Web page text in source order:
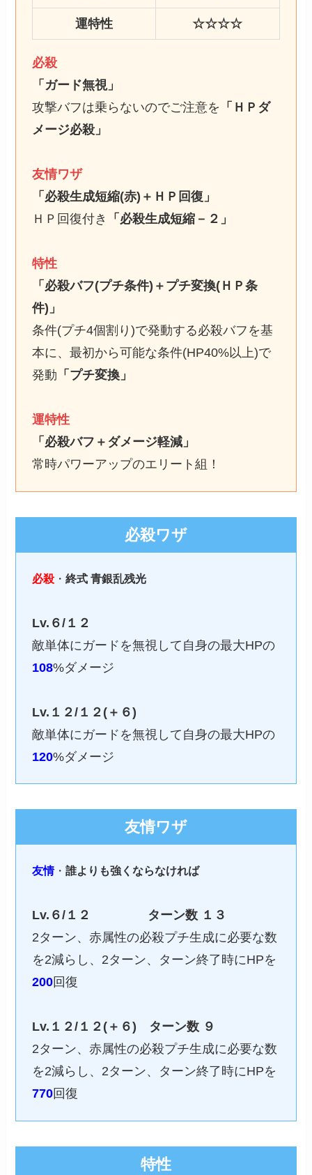
運特性 ☆☆☆☆
必殺
「ガード無視」
攻撃バフは乗らないのでご注意を 「ＨＰダ
メージ必殺」
友情ワザ
「必殺生成短縮(赤)＋ＨＰ回復」
ＨＰ回復付き
「必殺生成短縮－２」
特性
「必殺バフ(プチ条件)＋プチ変換(ＨＰ条
件)」
条件(プチ4個割り)で発動する必殺バフを基
本に、最初から可能な条件(HP40%以上)で
発動 「プチ変換」
運特性
「必殺バフ＋ダメージ軽減」
常時パワーアップのエリート組！
必殺ワザ
必殺・ 終式 青銀乱残光
Lv.６/１２
敵単体にガードを無視して自身の最大HPの
108%ダメージ
Lv.１２/１２(＋６)
敵単体にガードを無視して自身の最大HPの
120%ダメージ
友情ワザ
友情・ 誰よりも強くならなければ
Lv.６/１２ ターン数 １３
2ターン、赤属性の必殺プチ生成に必要な数
を2減らし、2ターン、ターン終了時にHPを
200回復
Lv.１２/１２(＋６)
ターン数 ９
2ターン、赤属性の必殺プチ生成に必要な数
を2減らし、2ターン、ターン終了時にHPを
770回復
特性